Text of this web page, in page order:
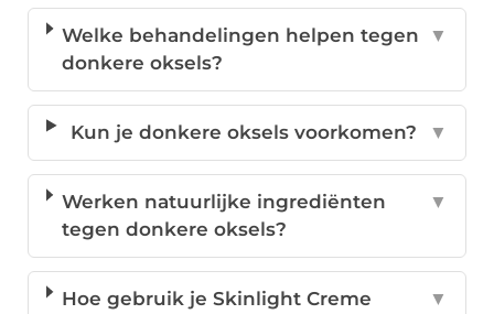
Welke behandelingen helpen tegen
donkere oksels?
▼
Kun je donkere oksels voorkomen? ▼
Werken natuurlijke ingrediënten
tegen donkere oksels?
▼
Hoe gebruik je Skinlight Creme
▼